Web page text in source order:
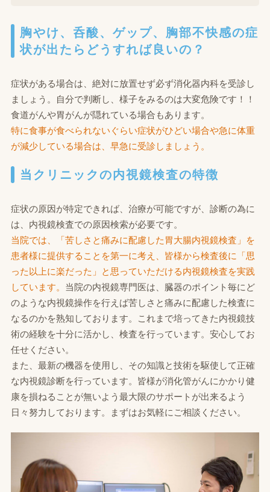
胸やけ、呑酸、ゲップ、胸部不快感の症
状が出たらどうすれば良いの？
症状がある場合は、絶対に放置せず必ず消化器内科を受診し
ましょう。自分で判断し、様子をみるのは大変危険です！！
食道がんや胃がんが隠れている場合もあります。
特に食事が食べられないぐらい症状がひどい場合や急に体重
が減少している場合は、早急に受診しましょう。
当クリニックの内視鏡検査の特徴
症状の原因が特定できれば、治療が可能ですが、診断の為に
は、内視鏡検査での原因検索が必要です。
当院では、「苦しさと痛みに配慮した胃大腸内視鏡検査」を
患者様に提供することを第一に考え、皆様から検査後に「思
った以上に楽だった」と思っていただける内視鏡検査を実践
しています。 当院の内視鏡専門医は、臓器のポイント毎にど
のような内視鏡操作を行えば苦しさと痛みに配慮した検査に
なるのかを熟知しております。これまで培ってきた内視鏡技
術の経験を十分に活かし、検査を行っています。安心してお
任せください。
また、最新の機器を使用し、その知識と技術を駆使して正確
な内視鏡診断を行っています。皆様が消化管がんにかかり健
康を損ねることが無いよう最大限のサポートが出来るよう
日々努力しております。まずはお気軽にご相談ください。